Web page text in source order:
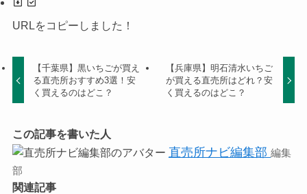
URLをコピーしました！
【千葉県】黒いちごが買え
る直売所おすすめ3選！安
く買えるのはどこ？
【兵庫県】明石清水いちご
が買える直売所はどれ？安
く買えるのはどこ？
この記事を書いた人
直売所ナビ編集部 編集
部
関連記事